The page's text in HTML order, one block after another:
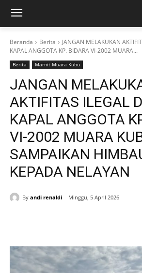
Beranda Berita
JANGAN MELAKUKAN
KAPAL ANGGOTA KP. BIDARA VI-2002 MUARA...
Berita Marnit Muara Kubu
JANGAN
AKTIFITAS ILEGAL
KAPAL ANGGOTA
VI-2002 MUARA
SAMPAIKAN
KEPADA NELAYAN
By andi renaldi Minggu, 5 April 2026